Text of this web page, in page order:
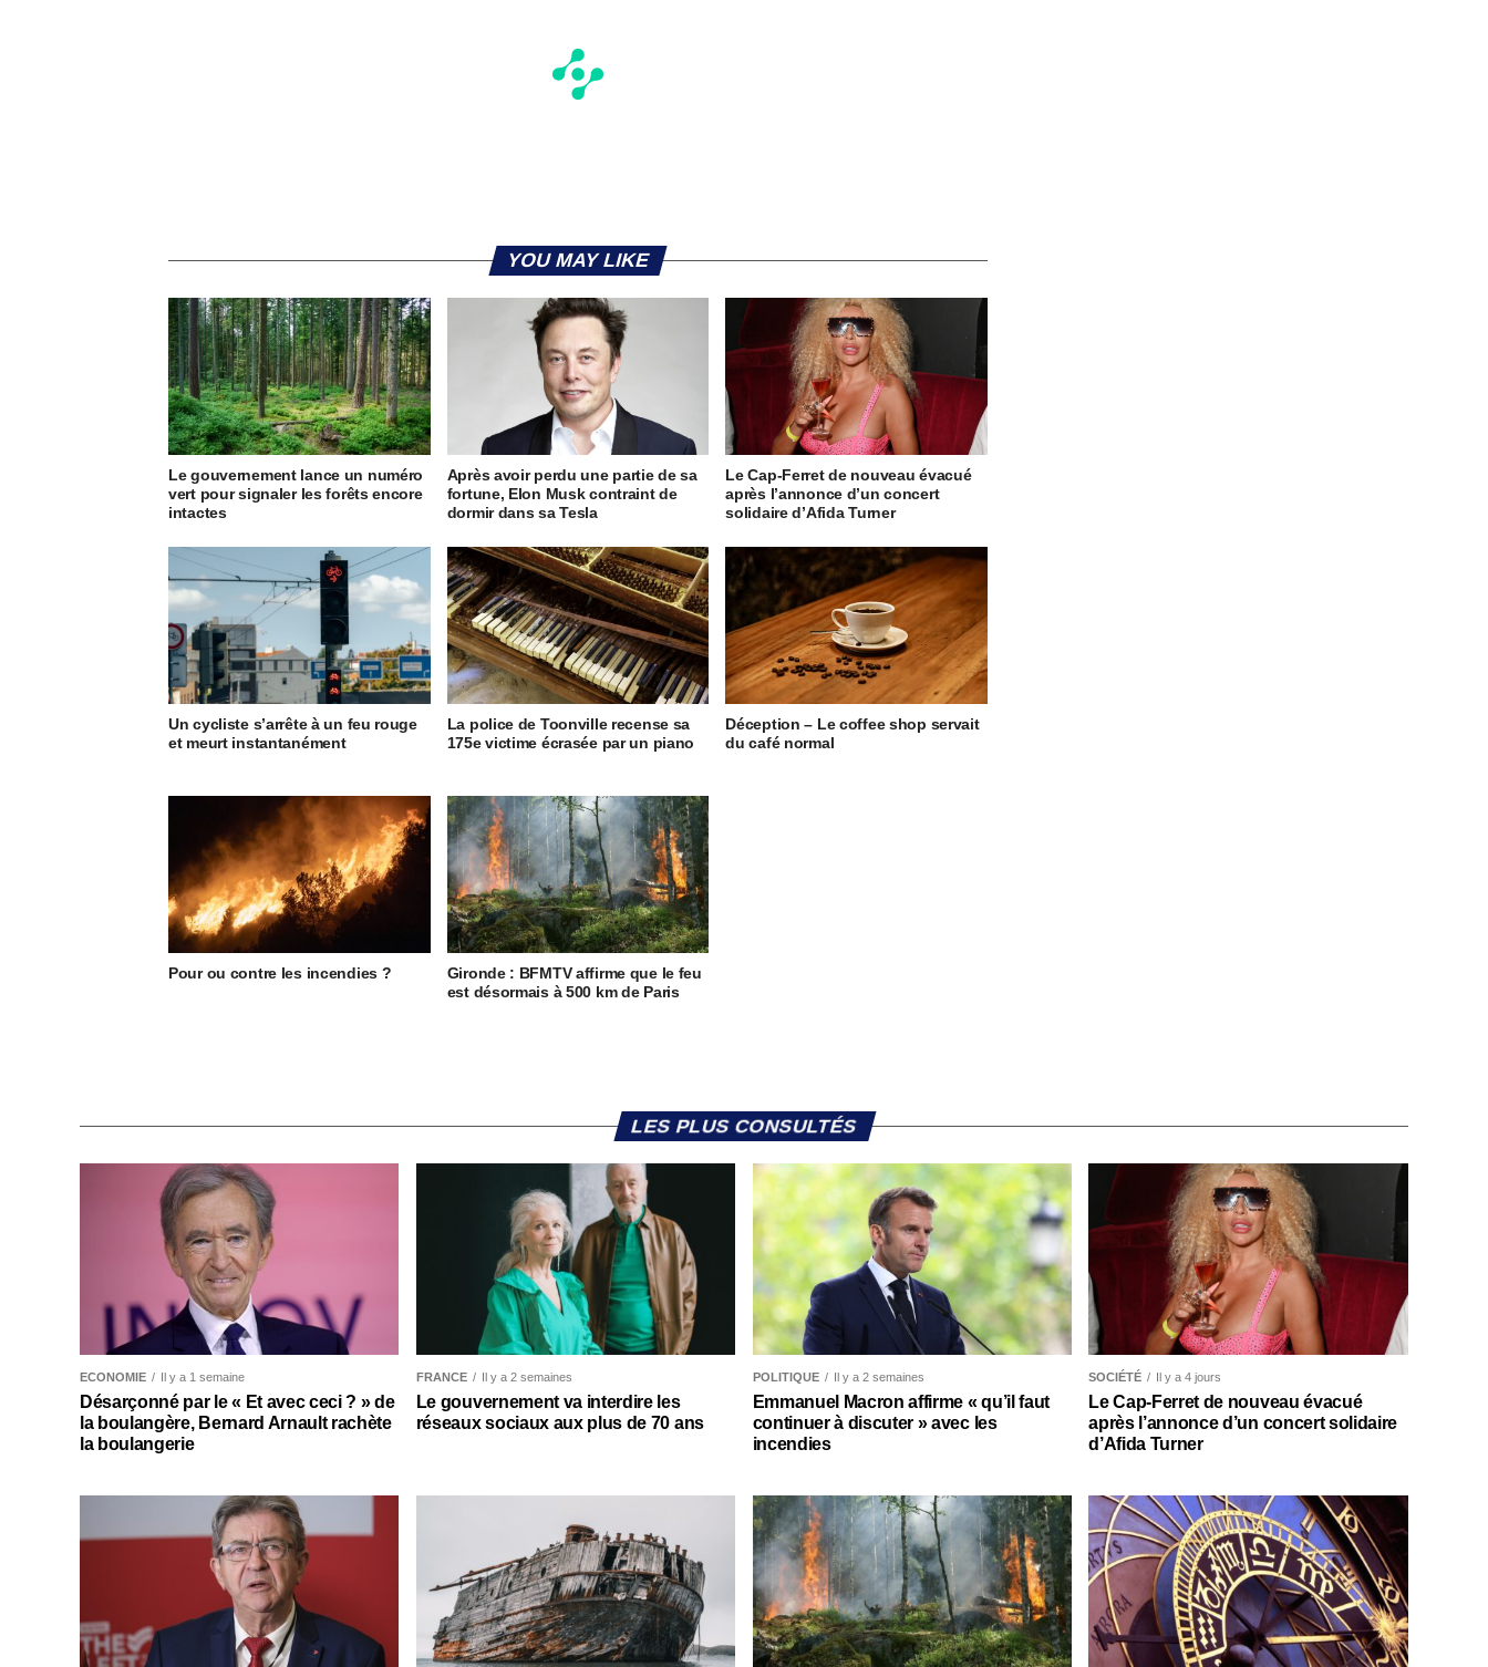
YOU MAY LIKE
Le gouvernement lance un numéro
vert pour signaler les forêts encore
intactes
Après avoir perdu une partie de sa
fortune, Elon Musk contraint de
dormir dans sa Tesla
Le Cap-Ferret de nouveau évacué
après l’annonce d’un concert
solidaire d’Afida Turner
Un cycliste s’arrête à un feu rouge
et meurt instantanément
La police de Toonville recense sa
175e victime écrasée par un piano
Déception – Le coffee shop servait
du café normal
Pour ou contre les incendies ?
Gironde : BFMTV affirme que le feu
est désormais à 500 km de Paris
LES PLUS CONSULTÉS
ECONOMIE Il y a 1 semaine
Désarçonné par le « Et avec ceci ? » de
la boulangère, Bernard Arnault rachète
la boulangerie
FRANCE Il y a 2 semaines
Le gouvernement va interdire les
réseaux sociaux aux plus de 70 ans
POLITIQUE Il y a 2 semaines
Emmanuel Macron affirme « qu’il faut
continuer à discuter » avec les
incendies
SOCIÉTÉ Il y a 4 jours
Le Cap-Ferret de nouveau évacué
après l’annonce d’un concert solidaire
d’Afida Turner